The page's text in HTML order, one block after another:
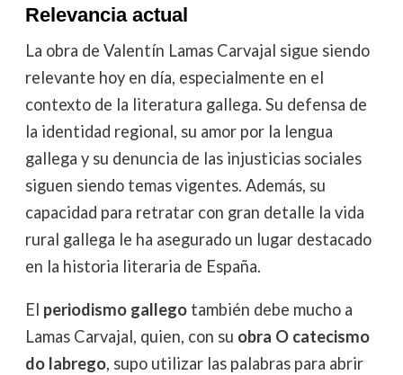
Relevancia actual
La obra de Valentín Lamas Carvajal sigue siendo
relevante hoy en día, especialmente en el
contexto de la literatura gallega. Su defensa de
la identidad regional, su amor por la lengua
gallega y su denuncia de las injusticias sociales
siguen siendo temas vigentes. Además, su
capacidad para retratar con gran detalle la vida
rural gallega le ha asegurado un lugar destacado
en la historia literaria de España.
El periodismo gallegotambién debe mucho a
Lamas Carvajal, quien, con su obra O catecismo
do labrego, supo utilizar las palabras para abrir